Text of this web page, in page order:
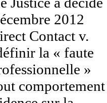
2012
Contact v.
la « faute
»
comportement